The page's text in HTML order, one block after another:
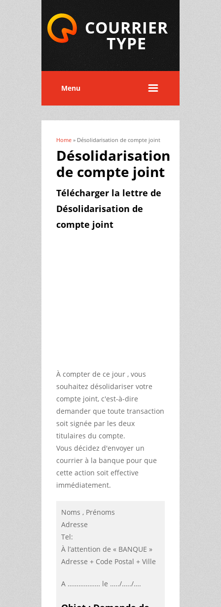
COURRIER
TYPE
Menu
You are here
Home » Désolidarisation de compte joint
Désolidarisation
de compte joint
Télécharger la lettre de
Désolidarisation de
compte joint
À compter de ce jour , vous
souhaitez désolidariser votre
compte joint, c'est-à-dire
demander que toute transaction
soit signée par les deux
titulaires du compte.
Vous décidez d'envoyer un
courrier à la banque pour que
cette action soit effective
immédiatement.
Noms , Prénoms
Adresse
Tel:
À l’attention de « BANQUE »
Adresse + Code Postal + Ville
A ……………… le …../…../….